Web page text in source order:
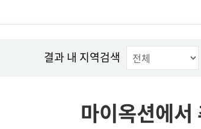
결과 내 지역검색
마이옥션에